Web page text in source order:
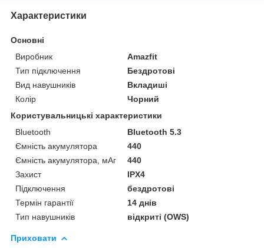
Характеристики
Основні
Виробник
Amazfit
Тип підключення
Бездротові
Вид навушників
Вкладиші
Колір
Чорний
Користувальницькі характеристики
Bluetooth
Bluetooth 5.3
Ємність акумулятора
440
Ємність акумулятора, мАг
440
Захист
IPX4
Підключення
бездротові
Термін гарантії
14 днів
Тип навушників
відкриті (OWS)
Приховати